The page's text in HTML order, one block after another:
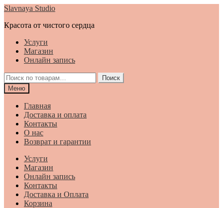
Перейти
навигации
Перейти
содержимому
Slavnaya Studio
Красота от чистого сердца
Услуги
Магазин
Онлайн запись
Искать:
Поиск
Меню
Главная
Доставка и оплата
Контакты
О нас
Возврат и гарантии
Услуги
Магазин
Онлайн запись
Контакты
Доставка и Оплата
Корзина